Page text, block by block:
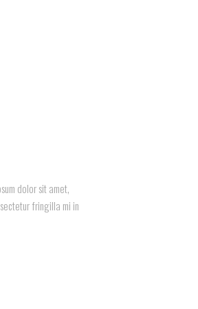
dolor sit amet,
fringilla mi in